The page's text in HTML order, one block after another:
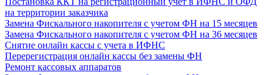
на территории заказчика
Замена Фискального накопителя с учетом ФН на 15 месяцев
Замена Фискального накопителя с учетом ФН на 36 месяцев
Снятие онлайн кассы с учета в ИФНС
Перерегистрация онлайн кассы без замены ФН
Ремонт кассовых аппаратов